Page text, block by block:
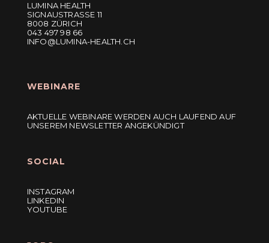
LUMINA HEALTH
SIGNAUSTRASSE 11
8008 ZÜRICH
043 497 98 66
INFO@LUMINA-HEALTH.CH
WEBINARE
AKTUELLE WEBINARE WERDEN AUCH LAUFEND AUF
UNSEREM NEWSLETTER ANGEKÜNDIGT
SOCIAL
INSTAGRAM
LINKEDIN
YOUTUBE